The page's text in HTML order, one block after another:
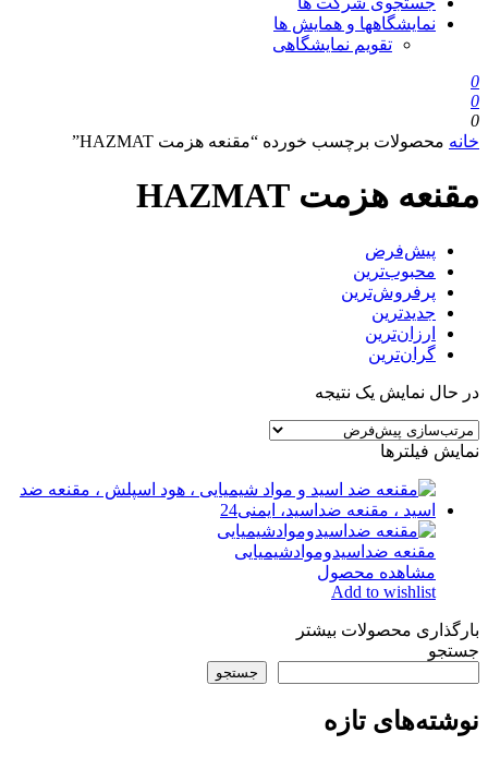
نمایشگاهها و همایش ها
تقویم نمایشگاهی
0
0
0
خانه محصولات برچسب خورده “مقنعه هزمت HAZMAT”
مقنعه هزمت HAZMAT
پیش‌فرض
محبوب‌ترین
پرفروش‌ترین
جدیدترین
ارزان‌ترین
گران‌ترین
در حال نمایش یک نتیجه
نمایش فیلترها
مقنعه ضداسیدوموادشیمیایی
مشاهده محصول
Add to wishlist
بارگذاری محصولات بیشتر
جستجو
جستجو
نوشته‌های تازه